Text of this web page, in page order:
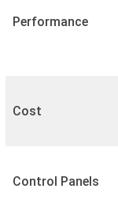
Performance
Cost
Control Panels